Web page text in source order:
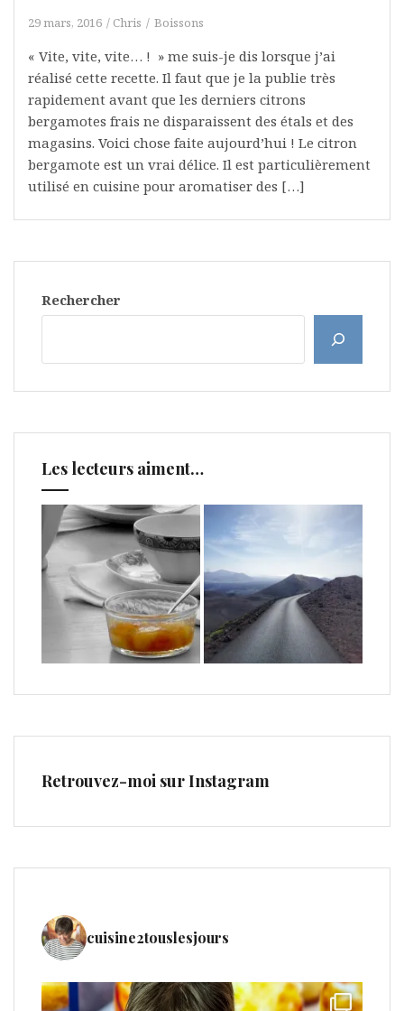
29 mars, 2016 Chris Boissons
« Vite, vite, vite… ! » me suis-je dis lorsque j’ai
réalisé cette recette. Il faut que je la publie très
rapidement avant que les derniers citrons
bergamotes frais ne disparaissent des étals et des
magasins. Voici chose faite aujourd’hui ! Le citron
bergamote est un vrai délice. Il est particulièrement
utilisé en cuisine pour aromatiser des […]
Rechercher
Les lecteurs aiment…
Retrouvez-moi sur Instagram
cuisine2touslesjours